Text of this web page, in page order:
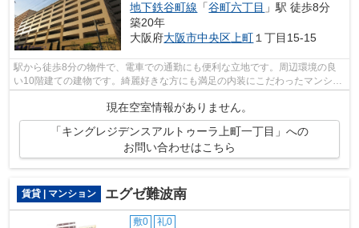
地下鉄谷町線 「谷町六丁目 」駅 徒歩8分
築20年
大阪府大阪市中央区 上町 １丁目15-15
駅から徒歩8分の物件で、電車での通勤にも便利な立地です。周辺環境の良
い10階建ての建物です。綺麗好きな方にも満足の内装にこだわったマンショ
現在空室情報がありません。
「キングレジデンスアルトゥーラ上町一丁目」への
お問い合わせはこちら
賃貸 | マンション エグゼ難波南
敷0 礼0